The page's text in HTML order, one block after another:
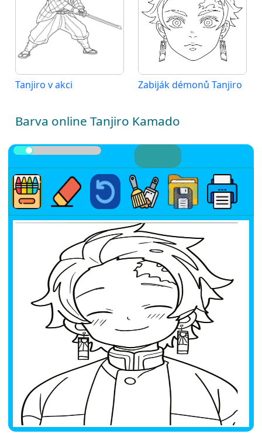
Tanjiro v akci Zabiják démonů Tanjiro
Barva online Tanjiro Kamado